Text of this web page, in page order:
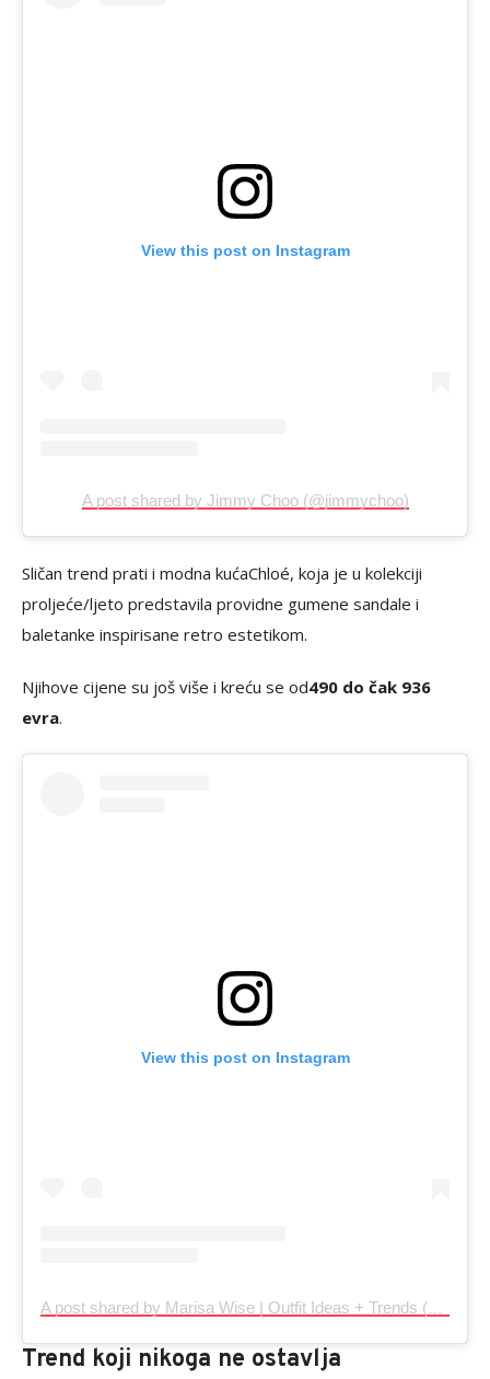
View this post on Instagram
A post shared by Jimmy Choo (@jimmychoo)
Sličan trend prati i modna kućaChloé, koja je u kolekciji
proljeće/ljeto predstavila providne gumene sandale i
baletanke inspirisane retro estetikom.
Njihove cijene su još više i kreću se od490 do čak 936
evra.
View this post on Instagram
Trend koji nikoga ne ostavlja